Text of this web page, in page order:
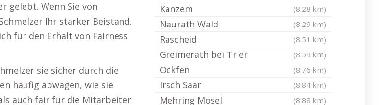
gelebt. Wenn Sie von
Ihr starker Beistand.
für den Erhalt von Fairness
sie sicher durch die
häufig abwägen, wie sie
auch fair für die Mitarbeiter
Kanzem (8.28 km)
Naurath Wald (8.29 km)
Rascheid (8.51 km)
Greimerath bei Trier (8.59 km)
Ockfen (8.76 km)
Irsch Saar (8.84 km)
Mehring Mosel (8.88 km)